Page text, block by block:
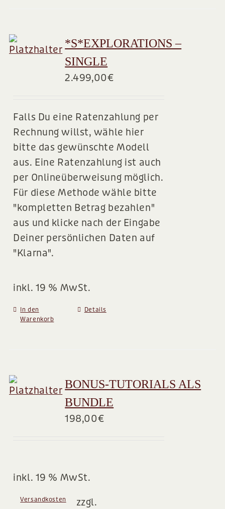
*S*EXPLORATIONS –
SINGLE
2.499,00€
Falls Du eine Ratenzahlung per
Rechnung willst, wähle hier
bitte das gewünschte Modell
aus. Eine Ratenzahlung ist auch
per Onlineüberweisung möglich.
Für diese Methode wähle bitte
"kompletten Betrag bezahlen"
aus und klicke nach der Eingabe
Deiner persönlichen Daten auf
"Klarna".
inkl. 19 % MwSt.
In den
Warenkorb
Details
BONUS-TUTORIALS ALS
BUNDLE
198,00€
inkl. 19 % MwSt.
zzgl.
Versandkosten